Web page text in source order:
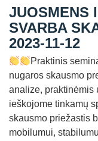
Sėkmės istorijos
Atsiliepimai
Kontaktai
JUOSMENS
SVARBA
2023-11-12
Praktinis
nugaros skausmo
analize, praktinėmis
ieškojome tinkamų
skausmo priežastis
mobilumui,